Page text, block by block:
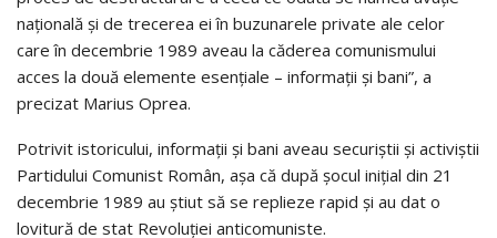
naţională şi de trecerea ei în buzunarele private ale celor
care în decembrie 1989 aveau la căderea comunismului
acces la două elemente esenţiale – informaţii şi bani”, a
precizat Marius Oprea.
Potrivit istoricului, informaţii şi bani aveau securiştii şi activiştii
Partidului Comunist Român, aşa că după şocul iniţial din 21
decembrie 1989 au ştiut să se replieze rapid şi au dat o
lovitură de stat Revoluţiei anticomuniste.